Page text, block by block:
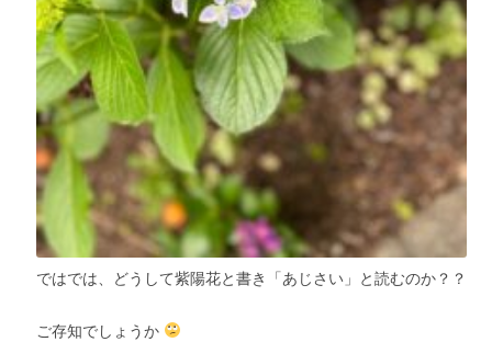
ではでは、どうして紫陽花と書き「あじさい」と読むのか？？
ご存知でしょうか